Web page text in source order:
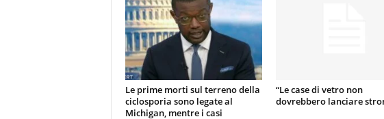
Le prime morti sul terreno della
ciclosporia sono legate al
Michigan, mentre i casi
“Le case di vetro non
dovrebbero lanciare